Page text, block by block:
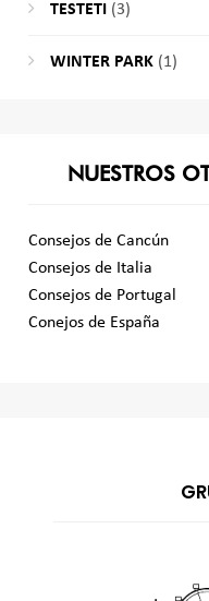
TESTETI(3)
WINTER PARK(1)
NUESTROS
Consejos de Cancún
Consejos de Italia
Consejos de Portugal
Conejos de España